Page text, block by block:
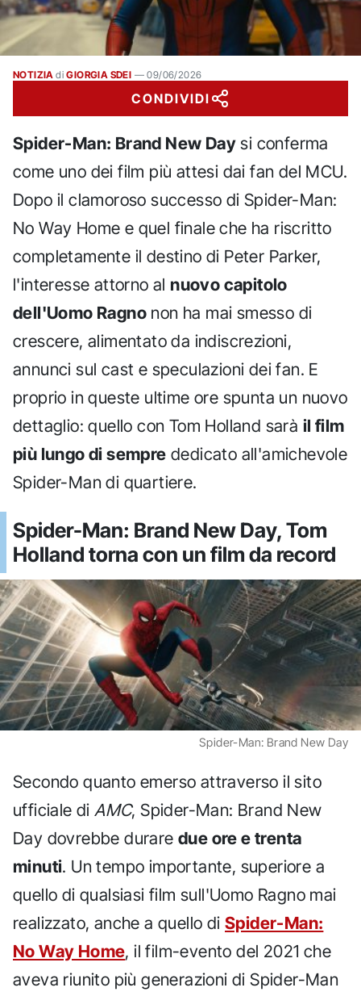
NOTIZIA di GIORGIA SDEI —09/06/2026
CONDIVIDI
Spider-Man: Brand New Day si conferma
come uno dei film più attesi dai fan del MCU.
Dopo il clamoroso successo di Spider-Man:
No Way Home e quel finale che ha riscritto
completamente il destino di Peter Parker,
l'interesse attorno al nuovo capitolo
dell'Uomo Ragno non ha mai smesso di
crescere, alimentato da indiscrezioni,
annunci sul cast e speculazioni dei fan. E
proprio in queste ultime ore spunta un nuovo
dettaglio: quello con Tom Holland sarà il film
più lungo di sempre dedicato all'amichevole
Spider-Man di quartiere.
Spider-Man: Brand New Day, Tom
Holland torna con un film da record
Spider-Man: Brand New Day
Secondo quanto emerso attraverso il sito
ufficiale di AMC, Spider-Man: Brand New
Day dovrebbe durare due ore e trenta
minuti. Un tempo importante, superiore a
quello di qualsiasi film sull'Uomo Ragno mai
realizzato, anche a quello di Spider-Man:
No Way Home, il film-evento del 2021 che
aveva riunito più generazioni di Spider-Man